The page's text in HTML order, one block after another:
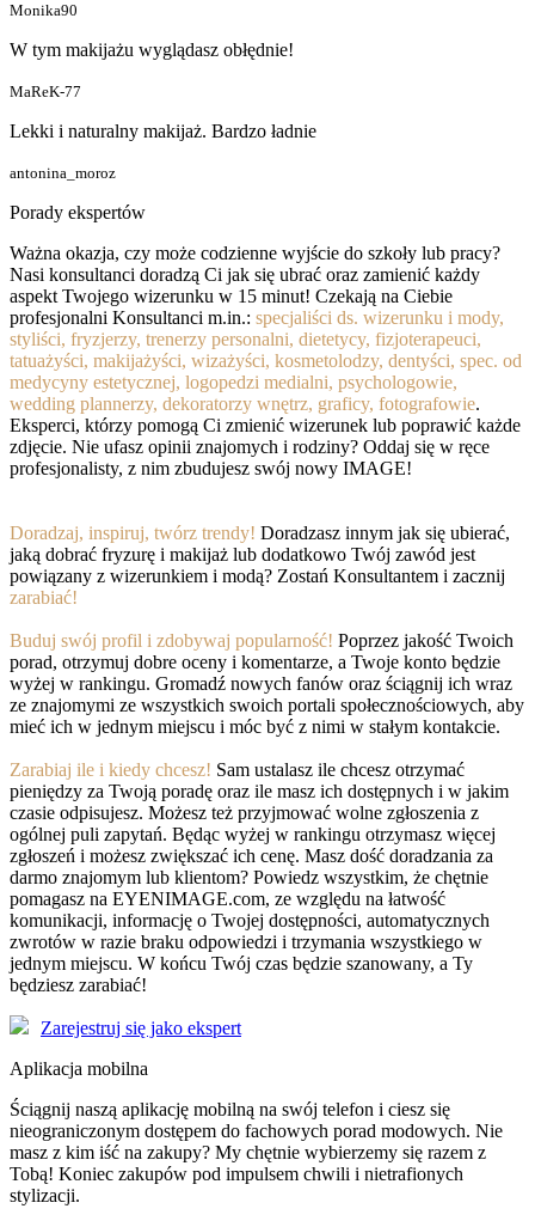
Monika90
W tym makijażu wyglądasz obłędnie!
MaReK-77
Lekki i naturalny makijaż. Bardzo ładnie
antonina_moroz
Porady ekspertów
Ważna okazja, czy może codzienne wyjście do szkoły lub pracy?
Nasi konsultanci doradzą Ci jak się ubrać oraz zamienić każdy
aspekt Twojego wizerunku w 15 minut! Czekają na Ciebie
profesjonalni Konsultanci m.in.: specjaliści ds. wizerunku i mody,
styliści, fryzjerzy, trenerzy personalni, dietetycy, fizjoterapeuci,
tatuażyści, makijażyści, wizażyści, kosmetolodzy, dentyści, spec. od
medycyny estetycznej, logopedzi medialni, psychologowie,
wedding plannerzy, dekoratorzy wnętrz, graficy, fotografowie.
Eksperci, którzy pomogą Ci zmienić wizerunek lub poprawić każde
zdjęcie. Nie ufasz opinii znajomych i rodziny? Oddaj się w ręce
profesjonalisty, z nim zbudujesz swój nowy IMAGE!
Doradzaj, inspiruj, twórz trendy! Doradzasz innym jak się ubierać,
jaką dobrać fryzurę i makijaż lub dodatkowo Twój zawód jest
powiązany z wizerunkiem i modą? Zostań Konsultantem i zacznij
zarabiać!
Buduj swój profil i zdobywaj popularność! Poprzez jakość Twoich
porad, otrzymuj dobre oceny i komentarze, a Twoje konto będzie
wyżej w rankingu. Gromadź nowych fanów oraz ściągnij ich wraz
ze znajomymi ze wszystkich swoich portali społecznościowych, aby
mieć ich w jednym miejscu i móc być z nimi w stałym kontakcie.
Zarabiaj ile i kiedy chcesz! Sam ustalasz ile chcesz otrzymać
pieniędzy za Twoją poradę oraz ile masz ich dostępnych i w jakim
czasie odpisujesz. Możesz też przyjmować wolne zgłoszenia z
ogólnej puli zapytań. Będąc wyżej w rankingu otrzymasz więcej
zgłoszeń i możesz zwiększać ich cenę. Masz dość doradzania za
darmo znajomym lub klientom? Powiedz wszystkim, że chętnie
pomagasz na EYENIMAGE.com, ze względu na łatwość
komunikacji, informację o Twojej dostępności, automatycznych
zwrotów w razie braku odpowiedzi i trzymania wszystkiego w
jednym miejscu. W końcu Twój czas będzie szanowany, a Ty
będziesz zarabiać!
Zarejestruj się jako ekspert
Aplikacja mobilna
Ściągnij naszą aplikację mobilną na swój telefon i ciesz się
nieograniczonym dostępem do fachowych porad modowych. Nie
masz z kim iść na zakupy? My chętnie wybierzemy się razem z
Tobą! Koniec zakupów pod impulsem chwili i nietrafionych
stylizacji.